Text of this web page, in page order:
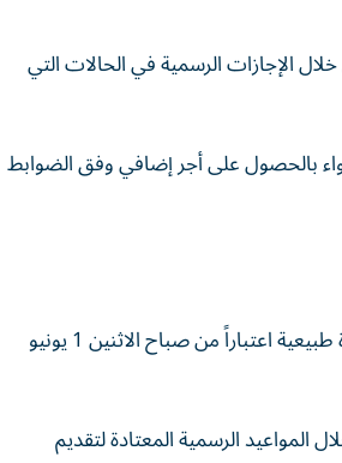
2025 نظم آليات تشغيل العاملين خلال الإجازات الرسمية في الحالات التي
بالحصول على أجر إضافي وفق الضوابط
تستأنف الوزارات والمصالح الحكومية ووحدات الإدارة المحلية والشركات الخاصة أعمالها بصورة طبيعية اعتباراً من صباح الاثنين 1 يونيو
المواعيد الرسمية المعتادة لتقديم